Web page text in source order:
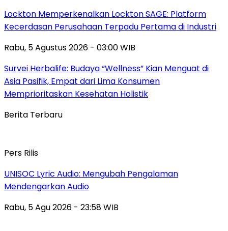
Lockton Memperkenalkan Lockton SAGE: Platform
Kecerdasan Perusahaan Terpadu Pertama di Industri
Rabu, 5 Agustus 2026 - 03:00 WIB
Survei Herbalife: Budaya “Wellness” Kian Menguat di
Asia Pasifik, Empat dari Lima Konsumen
Memprioritaskan Kesehatan Holistik
Berita Terbaru
Pers Rilis
UNISOC Lyric Audio: Mengubah Pengalaman
Mendengarkan Audio
Rabu, 5 Agu 2026 - 23:58 WIB